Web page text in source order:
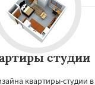
студии
квартиры-студии